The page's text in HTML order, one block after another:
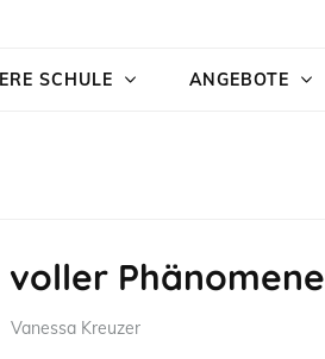
SCHULE ANGEBOTE
voller Phänomene
Vanessa Kreuzer